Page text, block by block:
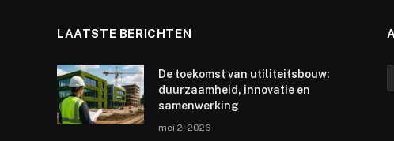
LAATSTE BERICHTEN
De toekomst van utiliteitsbouw:
duurzaamheid, innovatie en
samenwerking
mei 2, 2026